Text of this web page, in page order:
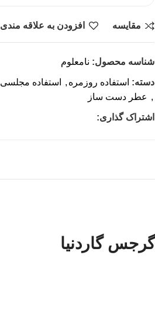
مقایسه افزودن به علاقه مندی
شناسه محصول: نامعلوم
دسته: استفاده روزمره , استفاده مجلسی
, عطر دست ساز
اشتراک گذاری: